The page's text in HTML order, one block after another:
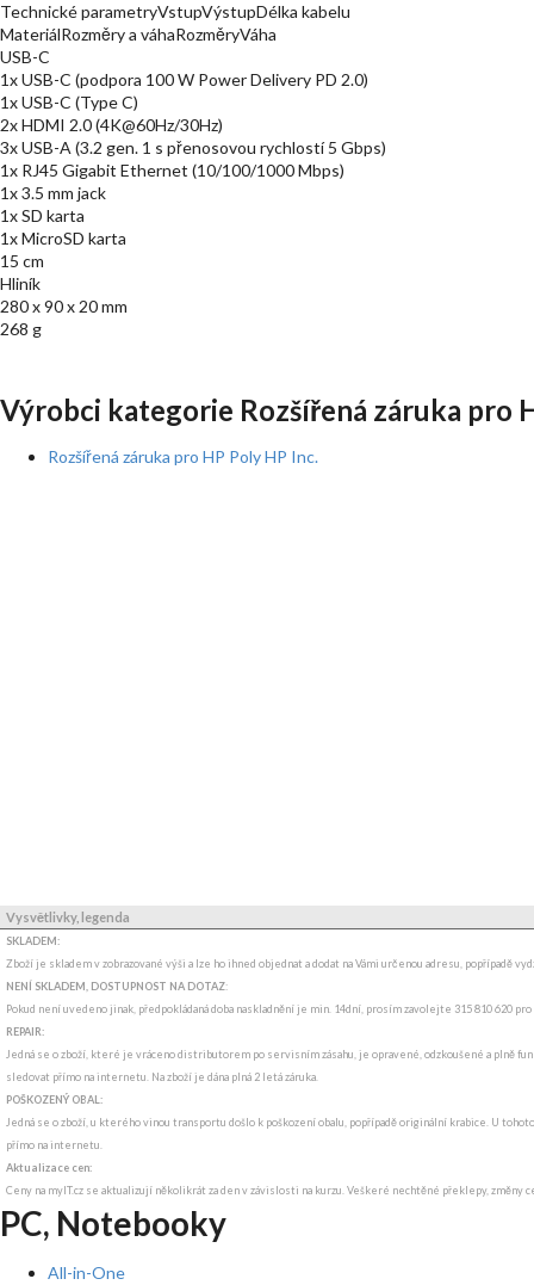
Technické parametryVstupVýstupDélka kabelu
MateriálRozměry a váhaRozměryVáha
USB-C
1x USB-C (podpora 100 W Power Delivery PD 2.0)
1x USB-C (Type C)
2x HDMI 2.0 (4K@60Hz/30Hz)
3x USB-A (3.2 gen. 1 s přenosovou rychlostí 5 Gbps)
1x RJ45 Gigabit Ethernet (10/100/1000 Mbps)
1x 3.5 mm jack
1x SD karta
1x MicroSD karta
15 cm
Hliník
280 x 90 x 20 mm
268 g
Výrobci kategorie Rozšířená záruka pro
Rozšířená záruka pro HP Poly HP Inc.
Vysvětlivky, legenda
SKLADEM:
Zboží je skladem v zobrazované výši a lze ho ihned objednat a dodat na Vámi určenou adresu, popřípadě
NENÍ SKLADEM, DOSTUPNOST NA DOTAZ:
Pokud není uvedeno jinak, předpokládaná doba naskladnění je min. 14dní, prosím zavolejte 315 810 620
REPAIR:
Jedná se o zboží, které je vráceno distributorem po servisním zásahu, je opravené, odzkoušené a plně
sledovat přímo na internetu. Na zboží je dána plná 2 letá záruka.
POŠKOZENÝ OBAL:
Jedná se o zboží, u kterého vinou transportu došlo k poškození obalu, popřípadě originální krabice. U
přímo na internetu.
Aktualizace cen:
Ceny na myIT.cz se aktualizují několikrát za den v závislosti na kurzu. Veškeré nechtěné překlepy, změny
PC, Notebooky
All-in-One